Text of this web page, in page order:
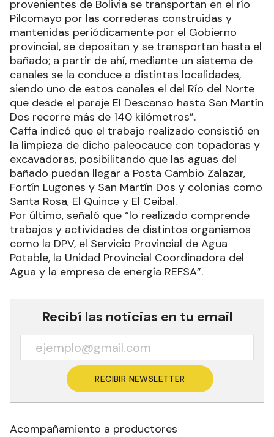
provenientes de Bolivia se transportan en el río
Pilcomayo por las correderas construidas y
mantenidas periódicamente por el Gobierno
provincial, se depositan y se transportan hasta el
bañado; a partir de ahí, mediante un sistema de
canales se la conduce a distintas localidades,
siendo uno de estos canales el del Río del Norte
que desde el paraje El Descanso hasta San Martín
Dos recorre más de 140 kilómetros”.
Caffa indicó que el trabajo realizado consistió en
la limpieza de dicho paleocauce con topadoras y
excavadoras, posibilitando que las aguas del
bañado puedan llegar a Posta Cambio Zalazar,
Fortín Lugones y San Martín Dos y colonias como
Santa Rosa, El Quince y El Ceibal.
Por último, señaló que “lo realizado comprende
trabajos y actividades de distintos organismos
como la DPV, el Servicio Provincial de Agua
Potable, la Unidad Provincial Coordinadora del
Agua y la empresa de energía REFSA”.
Recibí las noticias en tu email
RECIBIR NEWSLETTER
Acompañamiento a productores